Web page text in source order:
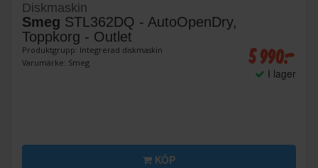
Diskmaskin
Smeg STL362DQ - AutoOpenDry,
Toppkorg - Outlet
Produktgrupp: Integrerad diskmaskin
Varumärke: Smeg
5 990:-
I lager
KÖP